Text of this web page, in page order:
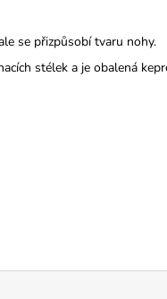
se přizpůsobí tvaru nohy.
stélek a je obalená